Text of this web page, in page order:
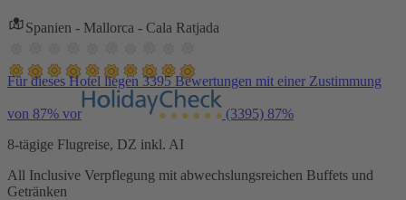
Spanien - Mallorca - Cala Ratjada
Für dieses Hotel liegen 3395 Bewertungen mit einer Zustimmung
von 87% vor (3395) 87%
8-tägige Flugreise, DZ inkl. AI
All Inclusive Verpflegung mit abwechslungsreichen Buffets und
Getränken